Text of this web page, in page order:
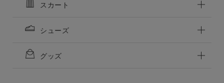
スカート
シューズ
グッズ